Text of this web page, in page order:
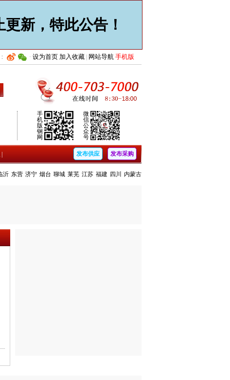
新，特此公告！
· 设为首页 加入收藏 网站导航 手机版
手
机
版
钢
网
微
信
公
众
号
发布供应 发布采购
沂 东营 济宁 烟台 聊城 莱芜 江苏 福建 四川 内蒙古